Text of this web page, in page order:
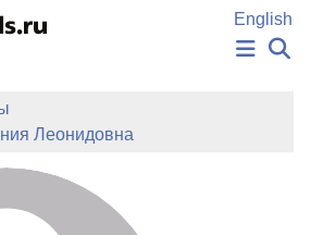
English
ИЗДАНИЯ
АВТОРЫ
РУКОПИСЬ
БАЗА ЗНАНИЙ
СЛОВА
Леонидовна